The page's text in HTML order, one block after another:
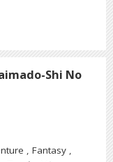
Shi No
, Fantasy ,